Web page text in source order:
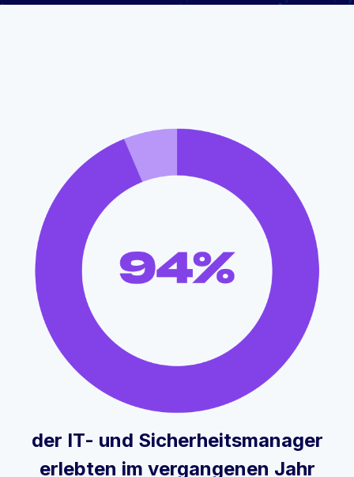
der IT- und Sicherheitsmanager
erlebten im vergangenen Jahr